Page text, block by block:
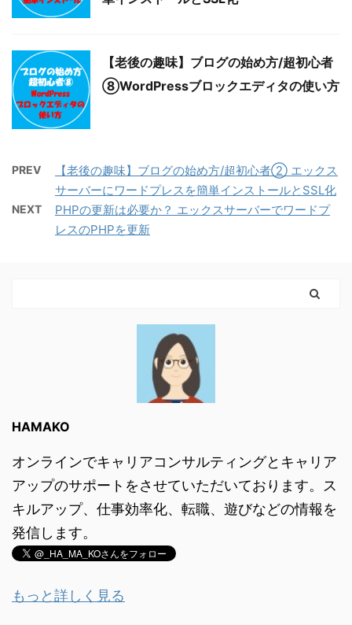
【老後の趣味】ブログの始め方/超初心者
⑧WordPressブロックエディタの使い方
PREV
【老後の趣味】ブログの始め方/超初心者② エックス
サーバーにワードプレスを簡単インストールとSSL化
NEXT
PHPの更新は必要か？ エックスサーバーでワードプ
レスのPHPを更新
HAMAKO
オンラインでキャリアコンサルティングとキャリア
アップのサポートをさせていただいております。ス
キルアップ、仕事効率化、転職、遊びなどの情報を
発信します。
もっと詳しく見る